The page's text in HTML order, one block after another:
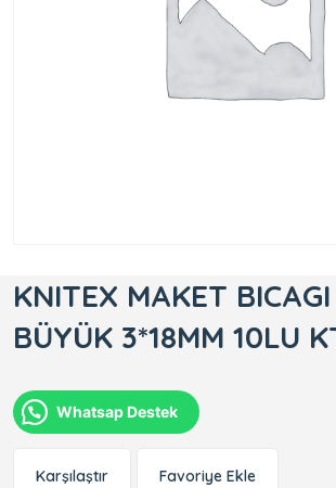
KNITEX MAKET BICAGI
BÜYÜK 3*18MM 10LU
Whatsap Destek
Karşılaştır Favoriye Ekle